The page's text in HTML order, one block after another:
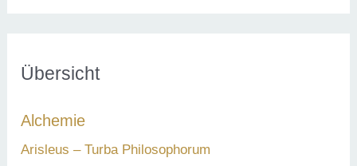
e
n
a
Übersicht
Alchemie
Arisleus – Turba Philosophorum